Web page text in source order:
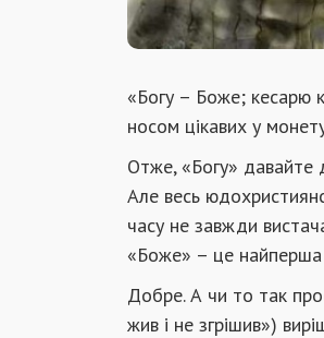
«Богу – Боже; кесарю
носом цікавих у
Отже, «Богу» давайте
Але весь
часу не завжди
«Боже» – це найперша
Добре. А чи то так
жив і не згрішив»)